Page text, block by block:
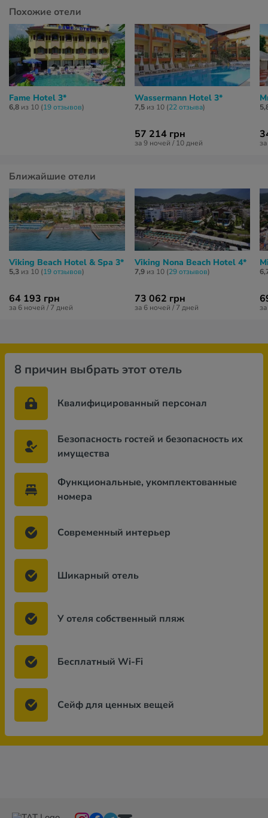
Похожие отели
Fame Hotel 3*
6,8 из 10 (19 отзывов)
Wassermann Hotel 3*
7,5из 10 (22 отзывa)
57 214 грн
за 9 ночей / 10 дней
Ближайшие отели
Viking Beach Hotel & Spa 3*
5,3 из 10 (19 отзывов)
64 193 грн
за 6 ночей / 7 дней
Viking Nona Beach Hotel 4*
7,9из 10 (29 отзывов)
73 062 грн
за 6 ночей / 7 дней
8 причин выбрать этот отель
Квалифицированный персонал
Безопасность гостей и безопасность их
имущества
Функциональные, укомплектованные
номера
Современный интерьер
Шикарный отель
У отеля собственный пляж
Бесплатный Wi-Fi
Сейф для ценных вещей